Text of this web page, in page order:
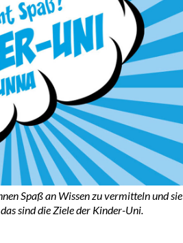
Spaß an Wissen zu vermitteln und
sind die Ziele der Kinder-Uni.